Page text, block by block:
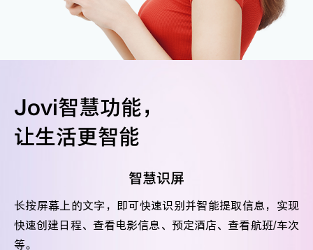
Jovi智慧功能，
让生活更智能
智慧识屏
长按屏幕上的文字，即可快速识别并智能提取信息，实现
快速创建日程、查看电影信息、预定酒店、查看航班/车次
等。